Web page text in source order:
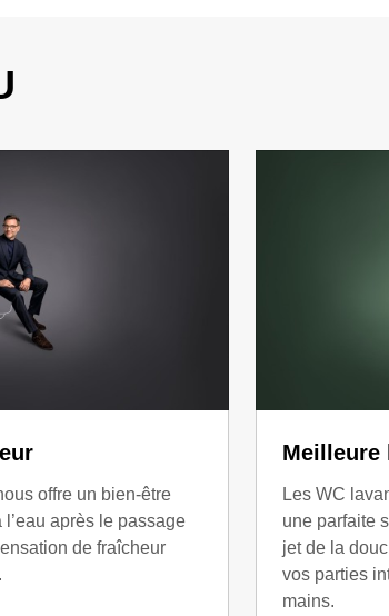
offre un bien-être
après le passage
de fraîcheur
Meilleure
Les WC
une parfaite
jet de la
vos parties
mains.